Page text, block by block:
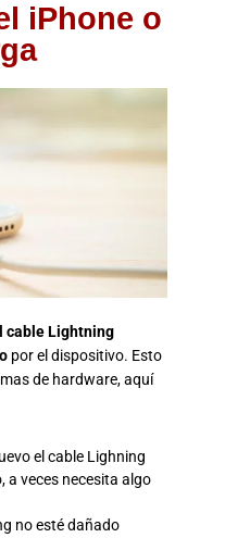
iPhone o
cable Lightning
por el dispositivo. Esto
de hardware, aquí
el cable Lighning
a veces necesita algo
no esté dañado